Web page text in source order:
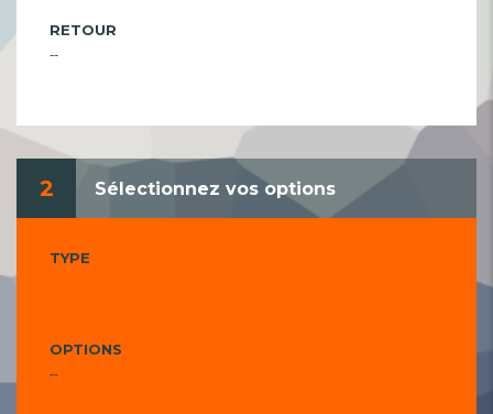
RETOUR
--
2 Sélectionnez vos options
TYPE
OPTIONS
--